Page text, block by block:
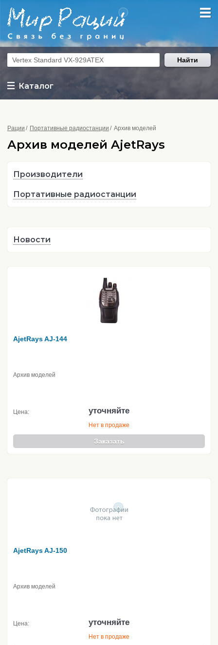
Каталог
Найти
Рации Портативные радиостанции Архив моделей
Архив моделей AjetRays
Производители
Портативные радиостанции
Новости
AjetRays AJ-144
Архив моделей
Цена: уточняйте
Нет в продаже
Заказать
AjetRays AJ-150
Архив моделей
Цена: уточняйте
Нет в продаже